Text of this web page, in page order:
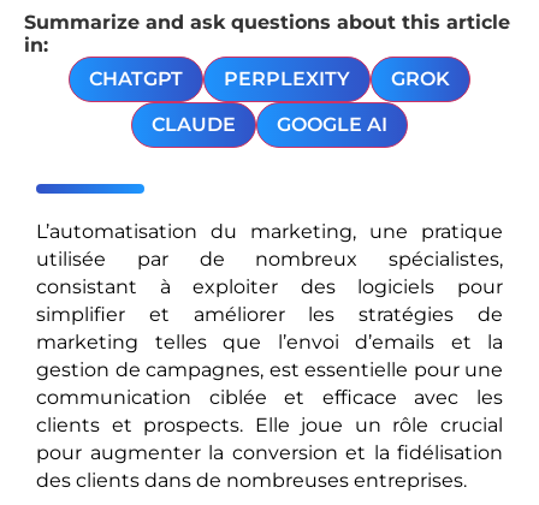
Summarize and ask questions about this article
in:
CHATGPT
PERPLEXITY
GROK
CLAUDE
GOOGLE AI
L’automatisation du marketing, une pratique
utilisée par de nombreux spécialistes,
consistant à exploiter des logiciels pour
simplifier et améliorer les stratégies de
marketing telles que l’envoi d’emails et la
gestion de campagnes, est essentielle pour une
communication ciblée et efficace avec les
clients et prospects. Elle joue un rôle crucial
pour augmenter la conversion et la fidélisation
des clients dans de nombreuses entreprises.